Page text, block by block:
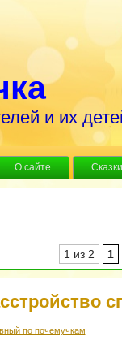
и их
О сайте
1 из 2 1
по почемучкам